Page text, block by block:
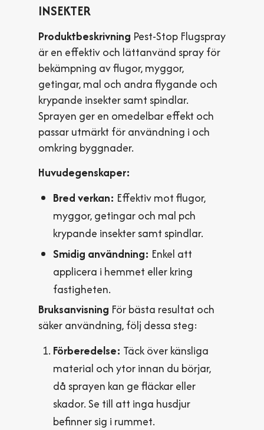
INSEKTER
Produktbeskrivning Pest-Stop Flugspray
är en effektiv och lättanvänd spray för
bekämpning av flugor, myggor,
getingar, mal och andra flygande och
krypande insekter samt spindlar.
Sprayen ger en omedelbar effekt och
passar utmärkt för användning i och
omkring byggnader.
Huvudegenskaper:
Bred verkan: Effektiv mot flugor,
myggor, getingar och mal pch
krypande insekter samt spindlar.
Smidig användning: Enkel att
applicera i hemmet eller kring
fastigheten.
Bruksanvisning För bästa resultat och
säker användning, följ dessa steg:
Förberedelse: Täck över känsliga
material och ytor innan du börjar,
då sprayen kan ge fläckar eller
skador. Se till att inga husdjur
befinner sig i rummet.